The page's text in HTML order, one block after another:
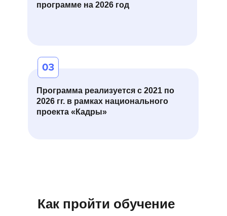
программе на 2026 год
Программа реализуется с 2021 по
2026 гг. в рамках национального
проекта «Кадры»
Как пройти обучение